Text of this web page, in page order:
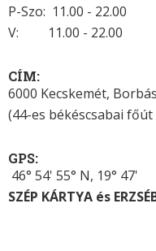
P-Szo: 11.00 - 22.00
V: 11.00 - 22.00
CÍM:
6000 Kecskemét,
(44-es békéscsabai főút
GPS:
46° 54' 55° N, 19° 47'
SZÉP KÁRTYA és